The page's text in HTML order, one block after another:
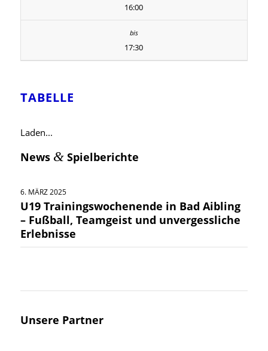
16:00
17:30
TABELLE
Laden...
News &Spielberichte
6. MÄRZ 2025
U19 Trainingswochenende in Bad Aibling
– Fußball, Teamgeist und unvergessliche
Erlebnisse
Unsere Partner